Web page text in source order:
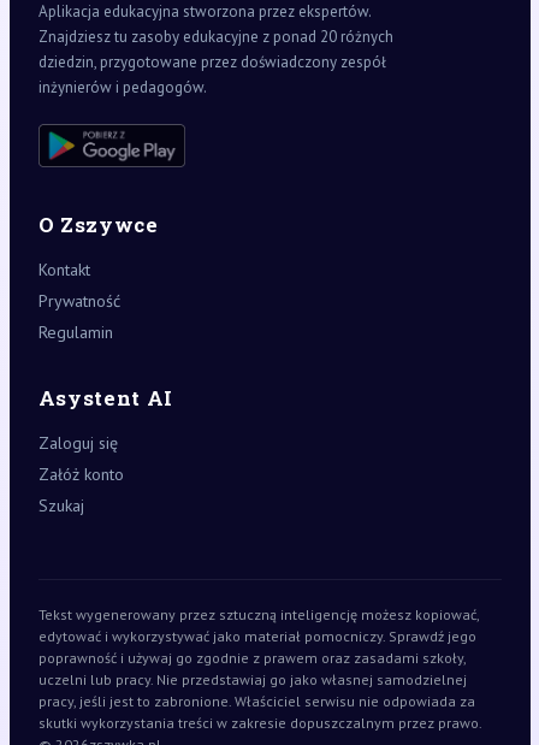
Aplikacja edukacyjna stworzona przez ekspertów.
Znajdziesz tu zasoby edukacyjne z ponad 20 różnych
dziedzin, przygotowane przez doświadczony zespół
inżynierów i pedagogów.
O Zszywce
Kontakt
Prywatność
Regulamin
Asystent AI
Zaloguj się
Załóż konto
Szukaj
Tekst wygenerowany przez sztuczną inteligencję możesz kopiować,
edytować i wykorzystywać jako materiał pomocniczy. Sprawdź jego
poprawność i używaj go zgodnie z prawem oraz zasadami szkoły,
uczelni lub pracy. Nie przedstawiaj go jako własnej samodzielnej
pracy, jeśli jest to zabronione. Właściciel serwisu nie odpowiada za
skutki wykorzystania treści w zakresie dopuszczalnym przez prawo.